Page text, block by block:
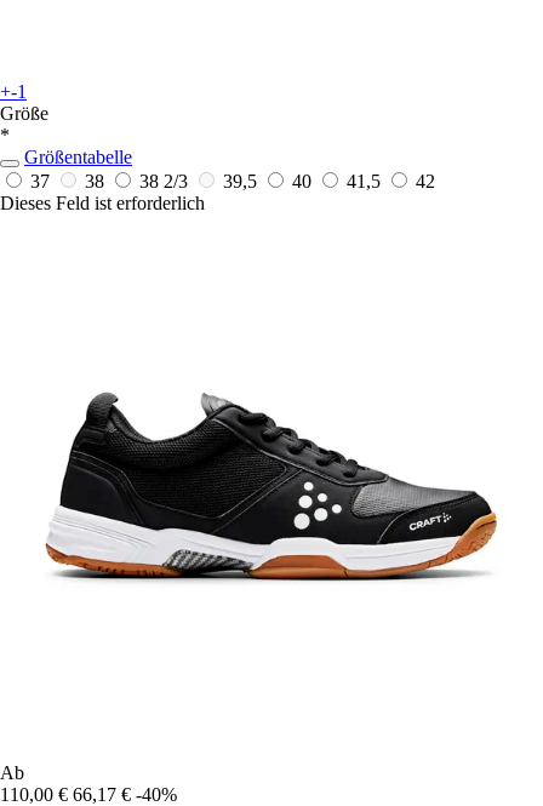
+-1
Größe
*
Größentabelle
37
38 38 2/3 39,5 40 41,5
42
Dieses Feld ist erforderlich
Ab
110,00 € 66,17 € -40%